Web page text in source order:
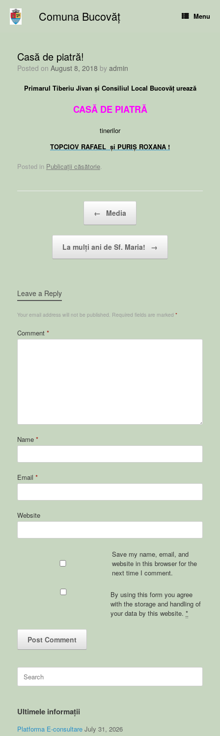
content
Comuna Bucovăț Menu
Casă de piatră!
Posted on August 8, 2018 by admin
Primarul Tiberiu Jivan și Consiliul Local Bucovăț urează
CASĂ DE PIATRĂ
tinerilor
TOPCIOV RAFAEL și PURIȘ ROXANA !
Posted in Publicații căsătorie.
← Media
La mulți ani de Sf. Maria! →
Leave a Reply
Your email address will not be published. Required fields are marked *
Comment *
Name *
Email *
Website
Save my name, email, and
website in this browser for the
next time I comment.
By using this form you agree
with the storage and handling of
your data by this website. *
Search
for:
Ultimele informații
Platforma E-consultare July 31, 2026